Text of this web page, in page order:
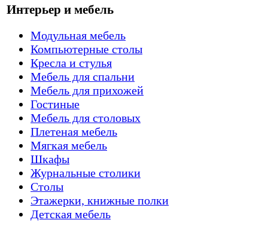
Интерьер и мебель
Модульная мебель
Компьютерные столы
Кресла и стулья
Мебель для спальни
Мебель для прихожей
Гостиные
Мебель для столовых
Плетеная мебель
Мягкая мебель
Шкафы
Журнальные столики
Столы
Этажерки, книжные полки
Детская мебель